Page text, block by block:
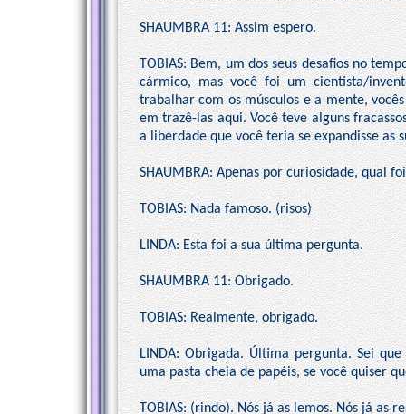
SHAUMBRA 11: Assim espero.
TOBIAS: Bem, um dos seus desafios no
cármico, mas você foi um cientista/
trabalhar com os músculos e a mente,
em trazê-las aqui. Você teve alguns
a liberdade que você teria se expandisse as
SHAUMBRA: Apenas por curiosidade, qual
TOBIAS: Nada famoso. (risos)
LINDA: Esta foi a sua última pergunta.
SHAUMBRA 11: Obrigado.
TOBIAS: Realmente, obrigado.
LINDA: Obrigada. Última pergunta. Sei
uma pasta cheia de papéis, se você quiser
TOBIAS: (rindo). Nós já as lemos. Nós já as